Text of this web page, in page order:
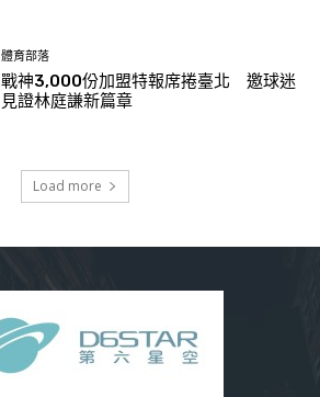
體育部落
戰神3,000份加盟特報席捲臺北 邀球迷
見證林庭謙新篇章
Load more